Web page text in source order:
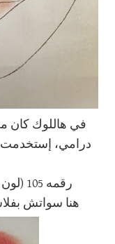
في هاللوك كان
درامي،
رقمه 105 (لون الروج هنا ماعجبني على الورق)
هنا سواتش